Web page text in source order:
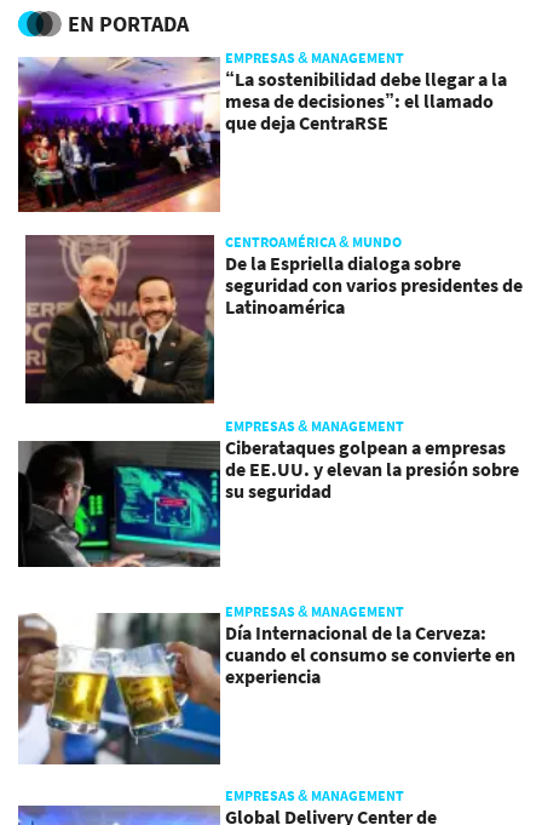
EN PORTADA
EMPRESAS & MANAGEMENT
“La sostenibilidad debe llegar a la
mesa de decisiones”: el llamado
que deja CentraRSE
CENTROAMÉRICA & MUNDO
De la Espriella dialoga sobre
seguridad con varios presidentes de
Latinoamérica
EMPRESAS & MANAGEMENT
Ciberataques golpean a empresas
de EE.UU. y elevan la presión sobre
su seguridad
EMPRESAS & MANAGEMENT
Día Internacional de la Cerveza:
cuando el consumo se convierte en
experiencia
EMPRESAS & MANAGEMENT
Global Delivery Center de